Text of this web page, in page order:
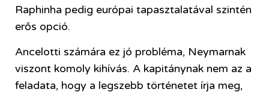
Raphinha pedig európai tapasztalatával szintén
erős opció.
Ancelotti számára ez jó probléma, Neymarnak
viszont komoly kihívás. A kapitánynak nem az a
feladata, hogy a legszebb történetet írja meg,